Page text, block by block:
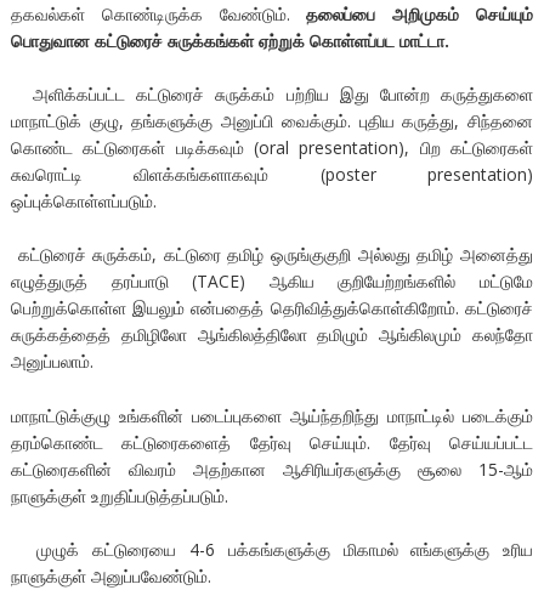
தகவல்கள் கொண்டிருக்க வேண்டும்.தலைப்பை அறிமுகம் செய்யும்
பொதுவான கட்டுரைச் சுருக்கங்கள் ஏற்றுக் கொள்ளப்பட மாட்டா.
அளிக்கப்பட்ட கட்டுரைச் சுருக்கம் பற்றிய இது போன்ற கருத்துகளை
மாநாட்டுக் குழு, தங்களுக்கு அனுப்பி வைக்கும். புதிய கருத்து, சிந்தனை
கொண்ட கட்டுரைகள் படிக்கவும் (oral presentation), பிற கட்டுரைகள்
சுவரொட்டி விளக்கங்களாகவும் (poster presentation)
ஒப்புக்கொள்ளப்படும்.
கட்டுரைச் சுருக்கம், கட்டுரை தமிழ் ஒருங்குகுறி அல்லது தமிழ் அனைத்து
எழுத்துருத் தரப்பாடு (TACE) ஆகிய குறியேற்றங்களில் மட்டுமே
பெற்றுக்கொள்ள இயலும் என்பதைத் தெரிவித்துக்கொள்கிறோம். கட்டுரைச்
சுருக்கத்தைத் தமிழிலோ ஆங்கிலத்திலோ தமிழும் ஆங்கிலமும் கலந்தோ
அனுப்பலாம்.
மாநாட்டுக்குழு உங்களின் படைப்புகளை ஆய்ந்தறிந்து மாநாட்டில் படைக்கும்
தரம்கொண்ட கட்டுரைகளைத் தேர்வு செய்யும். தேர்வு செய்யப்பட்ட
கட்டுரைகளின் விவரம் அதற்கான ஆசிரியர்களுக்கு சூலை 15-ஆம்
நாளுக்குள் உறுதிப்படுத்தப்படும்.
முழுக் கட்டுரையை 4-6 பக்கங்களுக்கு மிகாமல் எங்களுக்கு உரிய
நாளுக்குள் அனுப்பவேண்டும்.